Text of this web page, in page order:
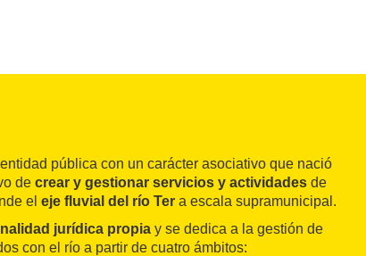
pública con un carácter asociativo que nació
de crear y gestionar servicios y actividades de
el eje fluvial del río Ter a escala supramunicipal.
jurídica propia y se dedica a la gestión de
con el río a partir de cuatro ámbitos: